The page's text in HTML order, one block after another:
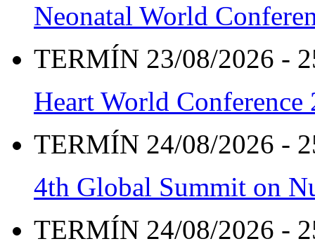
Neonatal World
TERMÍN 23/08/2026 -
Heart World Conference
TERMÍN 24/08/2026 -
4th Global Summit on
TERMÍN 24/08/2026 -